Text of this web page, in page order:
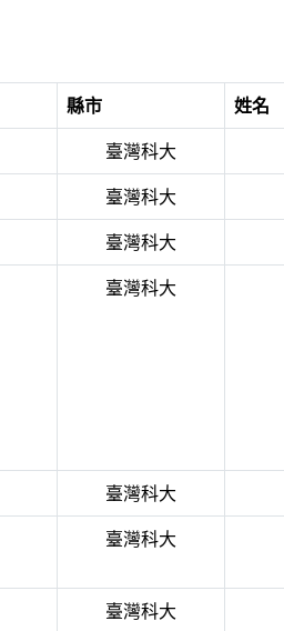
縣市 姓名
臺灣科大
臺灣科大
臺灣科大
臺灣科大
臺灣科大
臺灣科大
臺灣科大